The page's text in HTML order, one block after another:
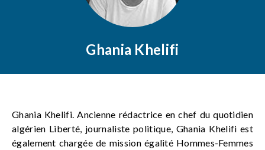
Ghania Khelifi
Ghania Khelifi. Ancienne rédactrice en chef du quotidien
algérien Liberté, journaliste politique, Ghania Khelifi est
également chargée de mission égalité Hommes-Femmes